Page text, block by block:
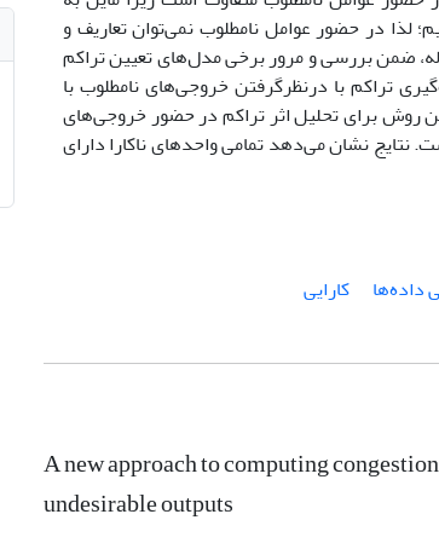
در حضور عوامل نامطلوب نمی‌توان تعاریف و
ضمن بررسی و مرور برخی مدل‌های تعیین تراکم
تراکم با درنظرگرفتن خروجی‌های نامطلوب با
برای تحلیل اثر تراکم در حضور خروجی‌های
نشان می‌دهد تمامی واحدهای ناکارا دارای
داده‌ها
کارایی
A new approach to computing
undesirable outputs